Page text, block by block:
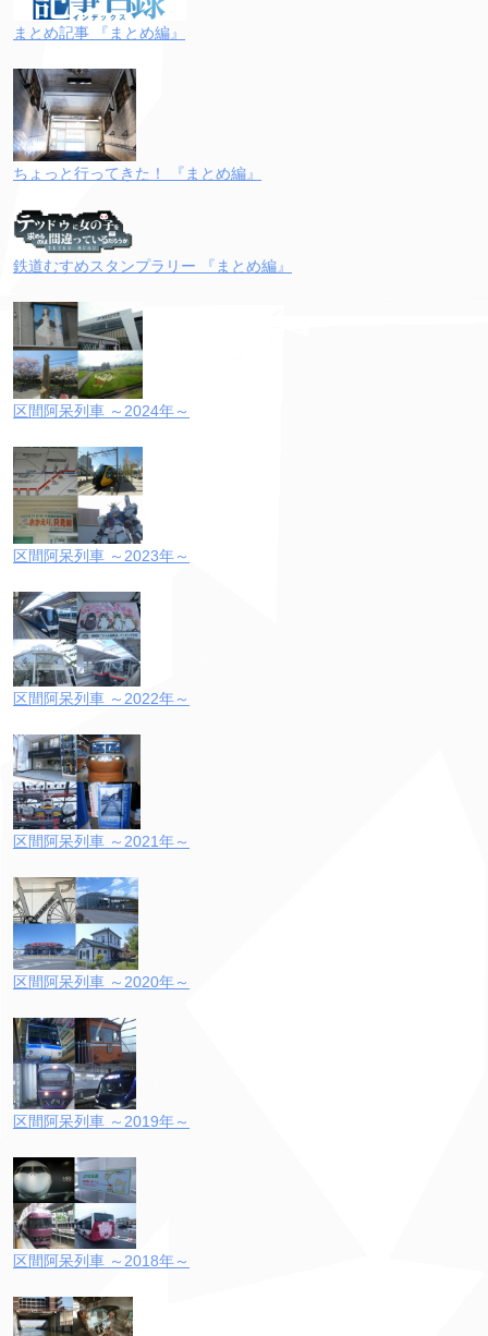
まとめ記事 『まとめ編』
ちょっと行ってきた！ 『まとめ編』
鉄道むすめスタンプラリー 『まとめ編』
区間阿呆列車 ～2024年～
区間阿呆列車 ～2023年～
区間阿呆列車 ～2022年～
区間阿呆列車 ～2021年～
区間阿呆列車 ～2020年～
区間阿呆列車 ～2019年～
区間阿呆列車 ～2018年～